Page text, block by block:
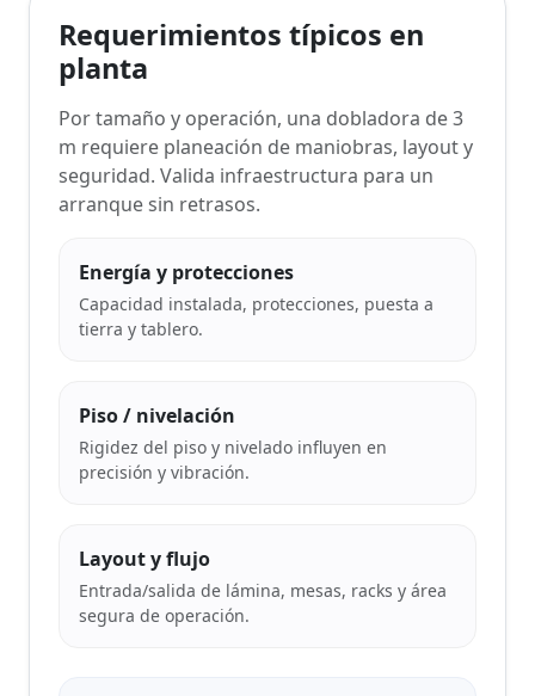
Requerimientos típicos en
planta
Por tamaño y operación, una dobladora de 3
m requiere planeación de maniobras, layout y
seguridad. Valida infraestructura para un
arranque sin retrasos.
Energía y protecciones
Capacidad instalada, protecciones, puesta a
tierra y tablero.
Piso / nivelación
Rigidez del piso y nivelado influyen en
precisión y vibración.
Layout y flujo
Entrada/salida de lámina, mesas, racks y área
segura de operación.